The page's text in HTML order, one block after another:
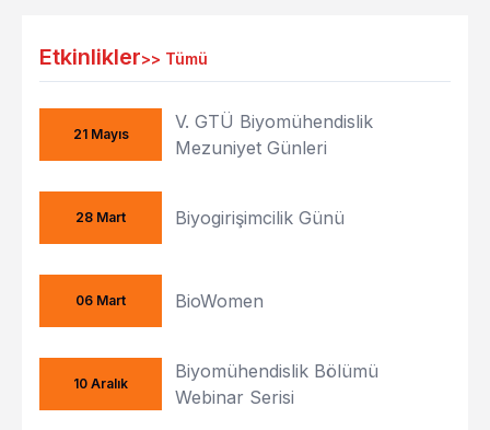
Etkinlikler>> Tümü
21 Mayıs
V. GTÜ Biyomühendislik
Mezuniyet Günleri
28 Mart Biyogirişimcilik Günü
06 Mart BioWomen
10 Aralık
Biyomühendislik Bölümü
Webinar Serisi